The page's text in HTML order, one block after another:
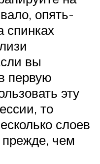
опять-
спинках
вы
первую
эту
то
слоев
чем